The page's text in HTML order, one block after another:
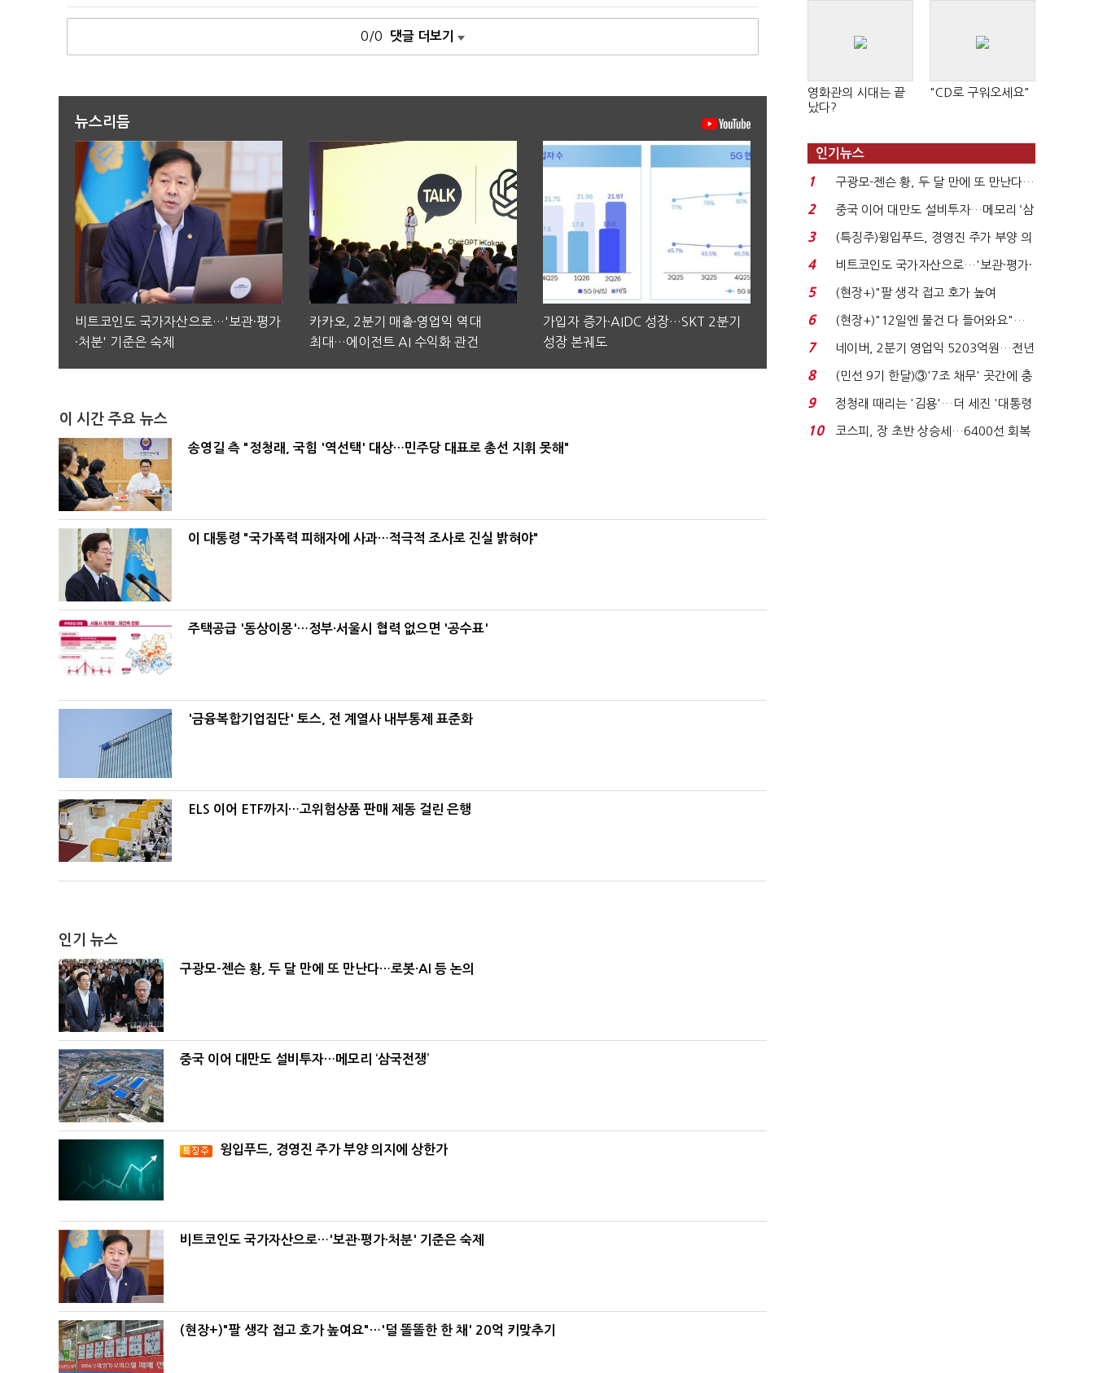
0/0 댓글 더보기
뉴스리듬
비트코인도 국가자산으로…'보관·평가
·처분' 기준은 숙제
카카오, 2분기 매출·영업익 역대
최대…에이전트 AI 수익화 관건
가입자 증가·AIDC 성장…SKT 2분기
성장 본궤도
이 시간 주요 뉴스
송영길 측 "정청래, 국힘 '역선택' 대상…민주당 대표로 총선 지휘 못해"
이 대통령 "국가폭력 피해자에 사과…적극적 조사로 진실 밝혀야"
주택공급 '동상이몽'…정부·서울시 협력 없으면 '공수표'
'금융복합기업집단' 토스, 전 계열사 내부통제 표준화
ELS 이어 ETF까지…고위험상품 판매 제동 걸린 은행
인기 뉴스
구광모-젠슨 황, 두 달 만에 또 만난다…로봇·AI 등 논의
중국 이어 대만도 설비투자…메모리 ‘삼국전쟁’
윙입푸드, 경영진 주가 부양 의지에 상한가
비트코인도 국가자산으로…'보관·평가·처분' 기준은 숙제
(현장+)"팔 생각 접고 호가 높여요"…'덜 똘똘한 한 채' 20억 키맞추기
영화관의 시대는 끝
났다?
"CD로 구워오세요"
인기뉴스
1
구광모-젠슨 황, 두 달 만에 또 만난다…
로봇·AI 등 논...
2
중국 이어 대만도 설비투자…메모리 ‘삼
국전쟁’
3
(특징주)윙입푸드, 경영진 주가 부양 의
지에 상한가...
4
비트코인도 국가자산으로…'보관·평가·
처분' 기준은 ...
5
(현장+)"팔 생각 접고 호가 높여
요"…'덜 똘똘한 한 채' 20...
6
(현장+)"12일엔 물건 다 들어와요"…
빈 매대 채우며 문 연 ...
7
네이버, 2분기 영업익 5203억원…전년
비 0.2% 감소...
8
(민선 9기 한달)③'7조 채무' 곳간에 충
격…추미애, 20년...
9
정청래 때리는 '김용'…더 세진 '대통령
최측근' 입...
10
코스피, 장 초반 상승세…6400선 회복